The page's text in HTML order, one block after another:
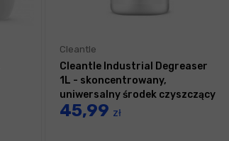
Cleantle
Cleantle Industrial Degreaser
1L - skoncentrowany,
uniwersalny środek czyszczący
45,99 zł